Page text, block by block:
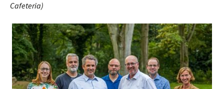
Cafeteria)